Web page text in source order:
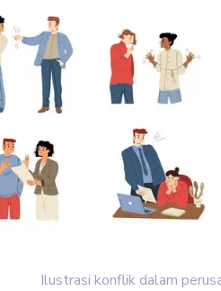
Ilustrasi konflik dalam